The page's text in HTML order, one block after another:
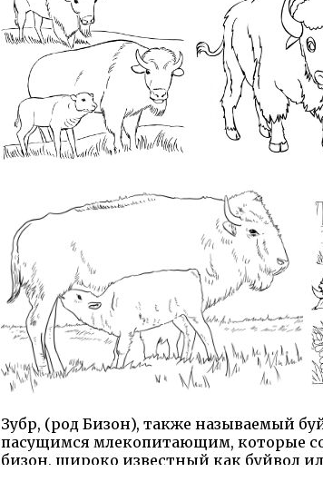
Зубр, (род Бизон), также называемый
пасущимся млекопитающим, которые
бизон, широко известный как буйвол